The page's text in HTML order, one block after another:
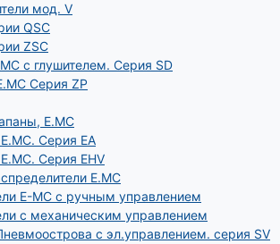
мод. V
QSC
ZSC
с глушителем. Серия SD
Серия ZP
Е.МС
Серия EA
Серия EHV
E.MC
E-MC с ручным управлением
с механическим управлением
с эл.управлением. серия SV